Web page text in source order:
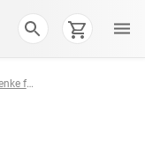
Männer